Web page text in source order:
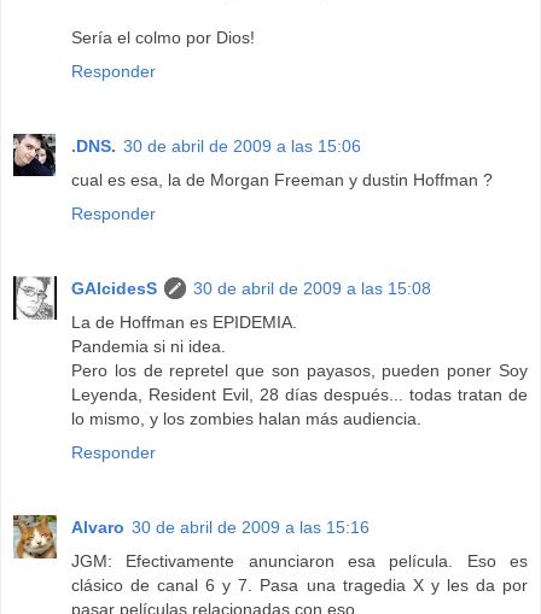
Sería el colmo por Dios!
Responder
.DNS. 30 de abril de 2009 a las 15:06
cual es esa, la de Morgan Freeman y dustin Hoffman ?
Responder
GAlcidesS
30 de abril de 2009 a las 15:08
La de Hoffman es EPIDEMIA.
Pandemia si ni idea.
Pero los de repretel que son payasos, pueden poner Soy
Leyenda, Resident Evil, 28 días después... todas tratan de
lo mismo, y los zombies halan más audiencia.
Responder
Alvaro 30 de abril de 2009 a las 15:16
JGM: Efectivamente anunciaron esa película. Eso es
clásico de canal 6 y 7. Pasa una tragedia X y les da por
pasar películas relacionadas con eso.